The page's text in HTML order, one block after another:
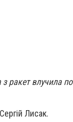
ракет влучила по
Лисак.